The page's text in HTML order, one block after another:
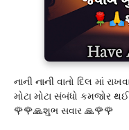
નાની નાની વાતો દિલ માં
મોટા મોટા સંબંધો કમજોર
🌹🌹🙏શુભ સવાર 🙏🌹🌹